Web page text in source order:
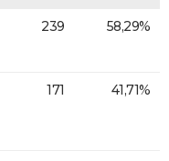
239 58,29%
171 41,71%